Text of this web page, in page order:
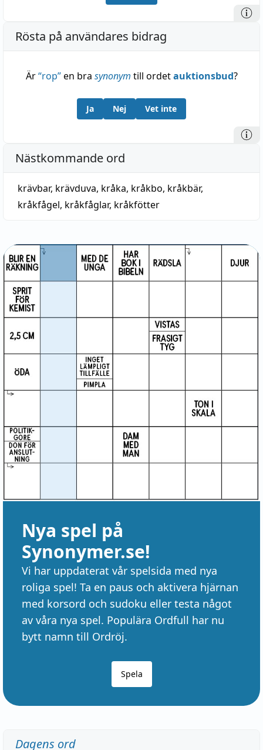
Rösta på användares bidrag
Är“rop”en bra synonym till ordetauktionsbud?
Ja Nej Vet inte
Nästkommande ord
krävbar, krävduva, kråka, kråkbo, kråkbär,
kråkfågel, kråkfåglar, kråkfötter
Nya spel på
Synonymer.se!
Vi har uppdaterat vår spelsida med nya
roliga spel! Ta en paus och aktivera hjärnan
med korsord och sudoku eller testa något
av våra nya spel. Populära Ordfull har nu
bytt namn till Ordröj.
Spela
Dagens ord